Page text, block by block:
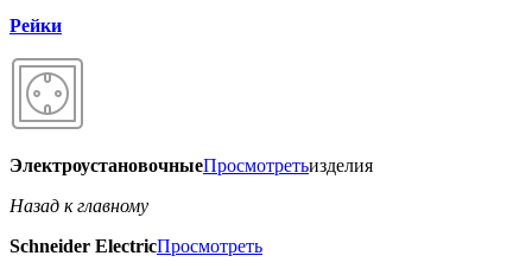
Рейки
ЭлектроустановочныеПросмотретьизделия
Назад к главному
Schneider ElectricПросмотреть